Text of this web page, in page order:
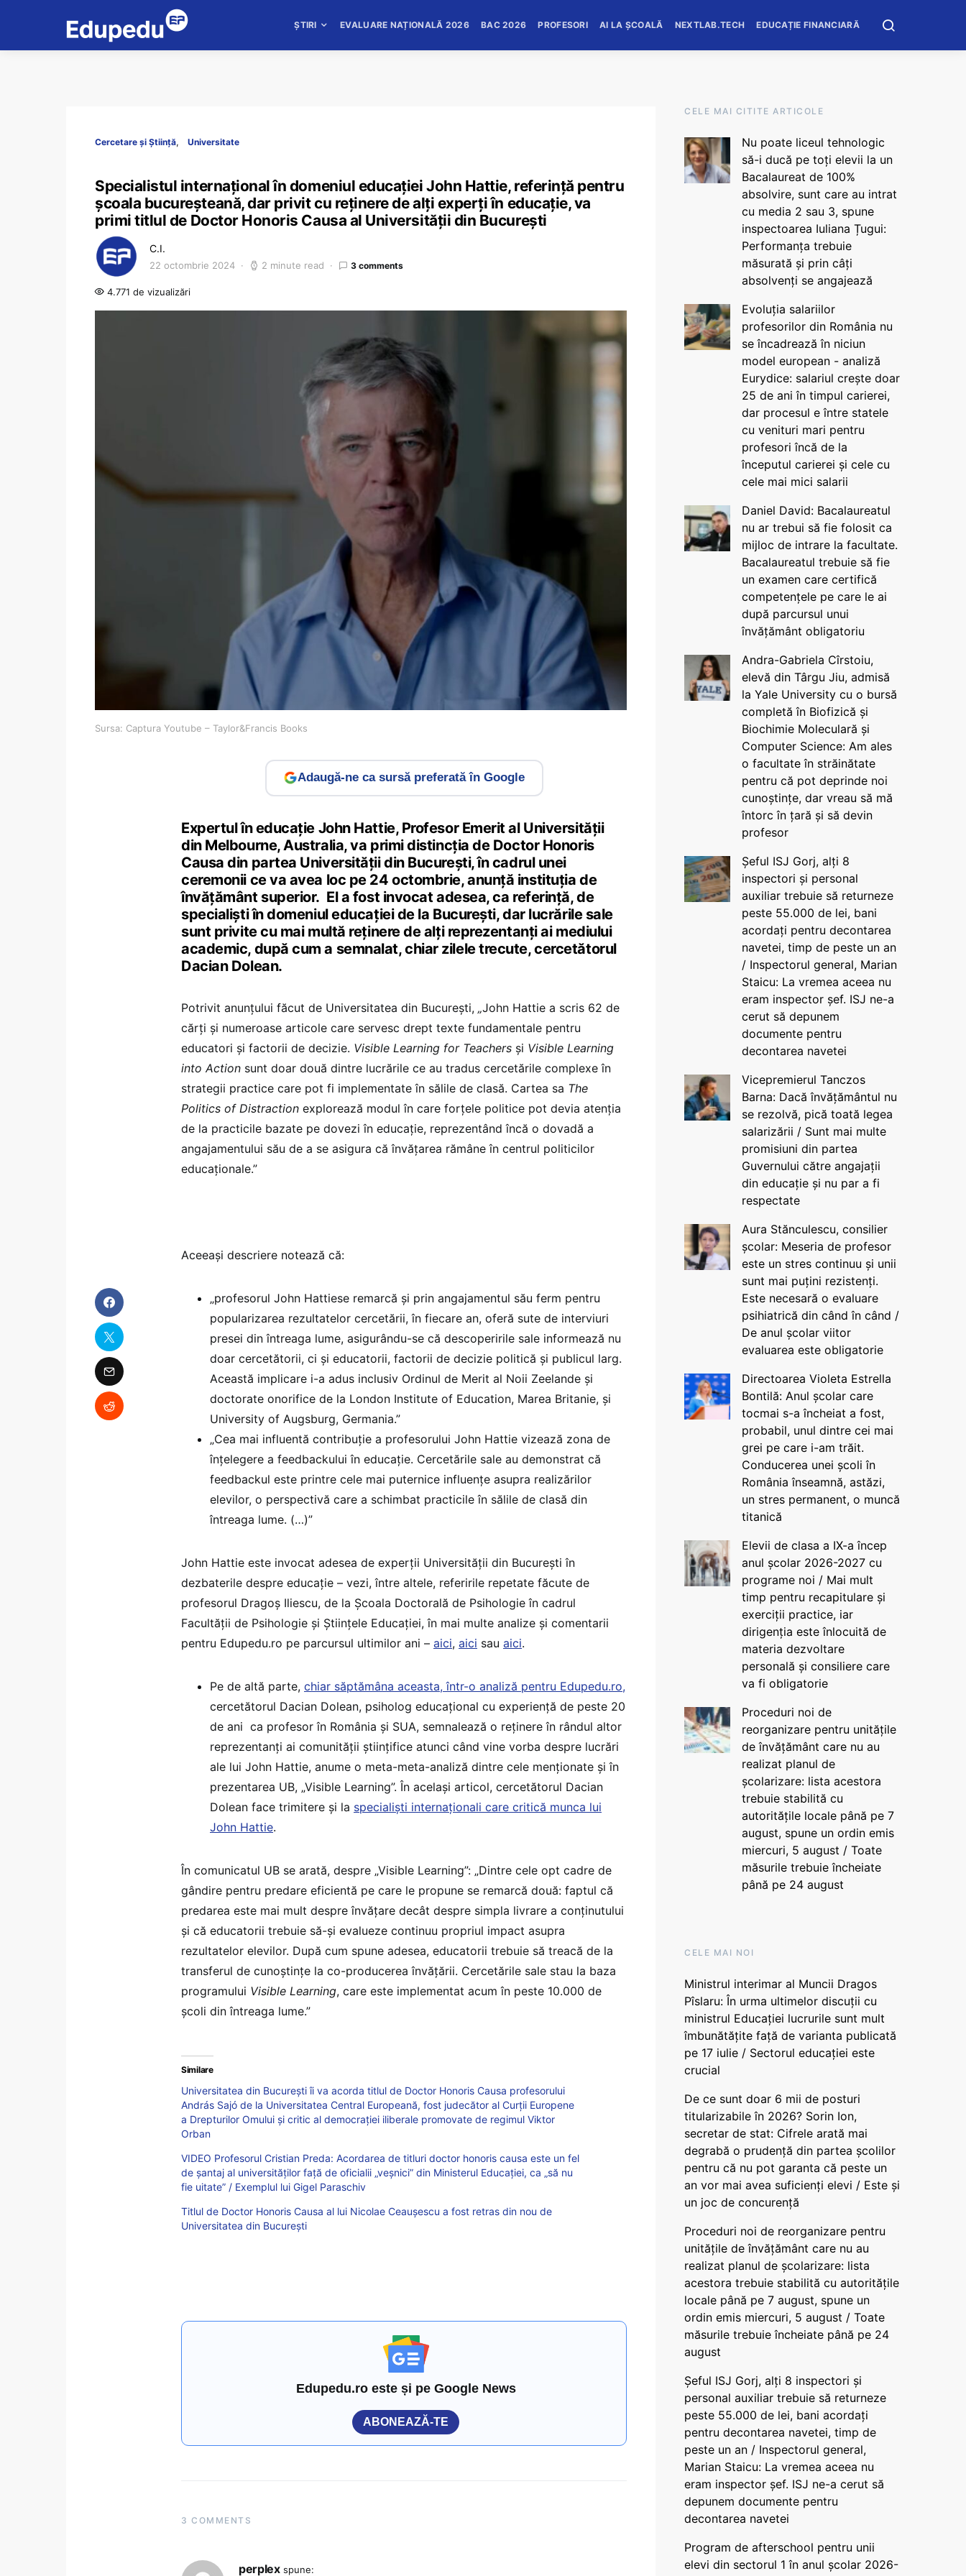
ȘTIRI EVALUARE NAȚIONALĂ 2026 BAC 2026 PROFESORI AI LA ȘCOALĂ NEXTLAB.TECH EDUCAȚIE FINANCIARĂ
Cercetare și Știință Universitate
Specialistul internațional în domeniul educației John Hattie, referință pentru
școala bucureșteană, dar privit cu reținere de alți experți în educație, va
primi titlul de Doctor Honoris Causa al Universității din București
C.I.
22 octombrie 2024 2 minute read 3 comments
4.771 de vizualizări
Sursa: Captura Youtube – Taylor&Francis Books
Adaugă-ne ca sursă preferată în Google
Expertul în educație John Hattie, Profesor Emerit al Universității
din Melbourne, Australia, va primi distincția de Doctor Honoris
Causa din partea Universității din București, în cadrul unei
ceremonii ce va avea loc pe 24 octombrie, anunță instituția de
învățământ superior. El a fost invocat adesea, ca referință, de
specialiști în domeniul educației de la București, dar lucrările sale
sunt privite cu mai multă reținere de alți reprezentanți ai mediului
academic, după cum a semnalat, chiar zilele trecute, cercetătorul
Dacian Dolean.
Potrivit anunțului făcut de Universitatea din București, „John Hattie a scris 62 de
cărți și numeroase articole care servesc drept texte fundamentale pentru
educatori și factorii de decizie. Visible Learning for Teachers și Visible Learning
into Action sunt doar două dintre lucrările ce au tradus cercetările complexe în
strategii practice care pot fi implementate în sălile de clasă. Cartea sa The
Politics of Distraction explorează modul în care forțele politice pot devia atenția
de la practicile bazate pe dovezi în educație, reprezentând încă o dovadă a
angajamentului său de a se asigura că învățarea rămâne în centrul politicilor
educaționale.”
Aceeași descriere notează că:
„profesorul John Hattiese remarcă și prin angajamentul său ferm pentru
popularizarea rezultatelor cercetării, în fiecare an, oferă sute de interviuri
presei din întreaga lume, asigurându-se că descoperirile sale informează nu
doar cercetătorii, ci și educatorii, factorii de decizie politică și publicul larg.
Această implicare i-a adus inclusiv Ordinul de Merit al Noii Zeelande și
doctorate onorifice de la London Institute of Education, Marea Britanie, și
University of Augsburg, Germania.”
„Cea mai influentă contribuție a profesorului John Hattie vizează zona de
înțelegere a feedbackului în educație. Cercetările sale au demonstrat că
feedbackul este printre cele mai puternice influențe asupra realizărilor
elevilor, o perspectivă care a schimbat practicile în sălile de clasă din
întreaga lume. (…)”
John Hattie este invocat adesea de experții Universității din București în
dezbaterile despre educație – vezi, între altele, referirile repetate făcute de
profesorul Dragoș Iliescu, de la Școala Doctorală de Psihologie în cadrul
Facultății de Psihologie și Științele Educației, în mai multe analize și comentarii
pentru Edupedu.ro pe parcursul ultimilor ani – aici, aici sau aici.
Pe de altă parte, chiar săptămâna aceasta, într-o analiză pentru Edupedu.ro,
cercetătorul Dacian Dolean, psiholog educațional cu experiență de peste 20
de ani ca profesor în România și SUA, semnalează o reținere în rândul altor
reprezentanți ai comunității științifice atunci când vine vorba despre lucrări
ale lui John Hattie, anume o meta-meta-analiză dintre cele menționate și în
prezentarea UB, „Visible Learning”. În același articol, cercetătorul Dacian
Dolean face trimitere și la specialiști internaționali care critică munca lui
John Hattie.
În comunicatul UB se arată, despre „Visible Learning”: „Dintre cele opt cadre de
gândire pentru predare eficientă pe care le propune se remarcă două: faptul că
predarea este mai mult despre învățare decât despre simpla livrare a conținutului
și că educatorii trebuie să-și evalueze continuu propriul impact asupra
rezultatelor elevilor. După cum spune adesea, educatorii trebuie să treacă de la
transferul de cunoștințe la co-producerea învățării. Cercetările sale stau la baza
programului Visible Learning, care este implementat acum în peste 10.000 de
școli din întreaga lume.”
Similare
Universitatea din București îi va acorda titlul de Doctor Honoris Causa profesorului
András Sajó de la Universitatea Central Europeană, fost judecător al Curții Europene
a Drepturilor Omului și critic al democrației iliberale promovate de regimul Viktor
Orban
VIDEO Profesorul Cristian Preda: Acordarea de titluri doctor honoris causa este un fel
de șantaj al universităților față de oficialii „veșnici” din Ministerul Educației, ca „să nu
fie uitate” / Exemplul lui Gigel Paraschiv
Titlul de Doctor Honoris Causa al lui Nicolae Ceaușescu a fost retras din nou de
Universitatea din București
Edupedu.ro este și pe Google News
ABONEAZĂ-TE
3 COMMENTS
perplex spune:
CELE MAI CITITE ARTICOLE
Nu poate liceul tehnologic
să-i ducă pe toți elevii la un
Bacalaureat de 100%
absolvire, sunt care au intrat
cu media 2 sau 3, spune
inspectoarea Iuliana Țugui:
Performanța trebuie
măsurată și prin câți
absolvenți se angajează
Evoluția salariilor
profesorilor din România nu
se încadrează în niciun
model european - analiză
Eurydice: salariul crește doar
25 de ani în timpul carierei,
dar procesul e între statele
cu venituri mari pentru
profesori încă de la
începutul carierei și cele cu
cele mai mici salarii
Daniel David: Bacalaureatul
nu ar trebui să fie folosit ca
mijloc de intrare la facultate.
Bacalaureatul trebuie să fie
un examen care certifică
competențele pe care le ai
după parcursul unui
învățământ obligatoriu
Andra-Gabriela Cîrstoiu,
elevă din Târgu Jiu, admisă
la Yale University cu o bursă
completă în Biofizică și
Biochimie Moleculară și
Computer Science: Am ales
o facultate în străinătate
pentru că pot deprinde noi
cunoștințe, dar vreau să mă
întorc în țară și să devin
profesor
Șeful ISJ Gorj, alți 8
inspectori și personal
auxiliar trebuie să returneze
peste 55.000 de lei, bani
acordați pentru decontarea
navetei, timp de peste un an
/ Inspectorul general, Marian
Staicu: La vremea aceea nu
eram inspector șef. ISJ ne-a
cerut să depunem
documente pentru
decontarea navetei
Vicepremierul Tanczos
Barna: Dacă învățământul nu
se rezolvă, pică toată legea
salarizării / Sunt mai multe
promisiuni din partea
Guvernului către angajații
din educație și nu par a fi
respectate
Aura Stănculescu, consilier
școlar: Meseria de profesor
este un stres continuu și unii
sunt mai puțini rezistenți.
Este necesară o evaluare
psihiatrică din când în când /
De anul școlar viitor
evaluarea este obligatorie
Directoarea Violeta Estrella
Bontilă: Anul școlar care
tocmai s-a încheiat a fost,
probabil, unul dintre cei mai
grei pe care i-am trăit.
Conducerea unei școli în
România înseamnă, astăzi,
un stres permanent, o muncă
titanică
Elevii de clasa a IX-a încep
anul școlar 2026-2027 cu
programe noi / Mai mult
timp pentru recapitulare și
exerciții practice, iar
dirigenția este înlocuită de
materia dezvoltare
personală și consiliere care
va fi obligatorie
Proceduri noi de
reorganizare pentru unitățile
de învățământ care nu au
realizat planul de
școlarizare: lista acestora
trebuie stabilită cu
autoritățile locale până pe 7
august, spune un ordin emis
miercuri, 5 august / Toate
măsurile trebuie încheiate
până pe 24 august
CELE MAI NOI
Ministrul interimar al Muncii Dragos
Pîslaru: În urma ultimelor discuții cu
ministrul Educației lucrurile sunt mult
îmbunătățite față de varianta publicată
pe 17 iulie / Sectorul educației este
crucial
De ce sunt doar 6 mii de posturi
titularizabile în 2026? Sorin Ion,
secretar de stat: Cifrele arată mai
degrabă o prudență din partea școlilor
pentru că nu pot garanta că peste un
an vor mai avea suficienți elevi / Este și
un joc de concurență
Proceduri noi de reorganizare pentru
unitățile de învățământ care nu au
realizat planul de școlarizare: lista
acestora trebuie stabilită cu autoritățile
locale până pe 7 august, spune un
ordin emis miercuri, 5 august / Toate
măsurile trebuie încheiate până pe 24
august
Șeful ISJ Gorj, alți 8 inspectori și
personal auxiliar trebuie să returneze
peste 55.000 de lei, bani acordați
pentru decontarea navetei, timp de
peste un an / Inspectorul general,
Marian Staicu: La vremea aceea nu
eram inspector șef. ISJ ne-a cerut să
depunem documente pentru
decontarea navetei
Program de afterschool pentru unii
elevi din sectorul 1 în anul școlar 2026-